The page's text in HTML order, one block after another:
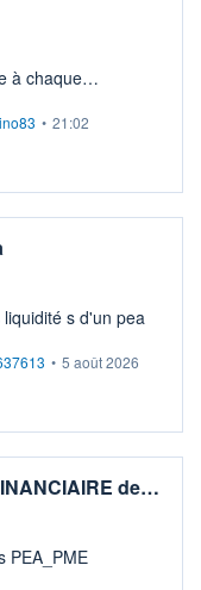
à chaque
retraite.
• 21:02
s d'un pea
• 5 août 2026
de…
PEA_PME